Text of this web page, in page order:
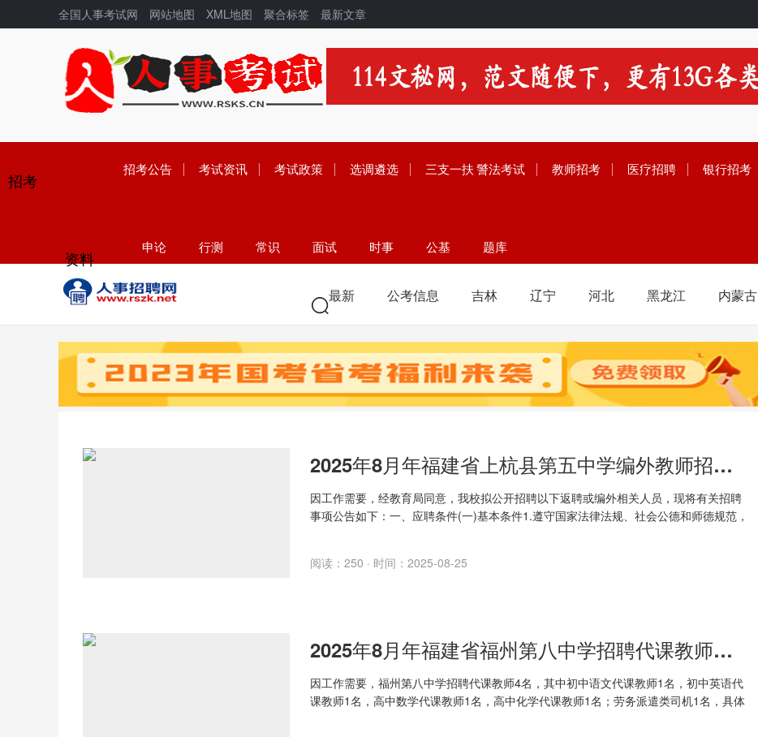
全国人事考试网 网站地图 XML地图 聚合标签 最新文章
招考
招考公告 考试资讯 考试政策 选调遴选 三支一扶警法考试 教师招考 医疗招聘 银行招考
资料
申论 行测 常识 面试 时事 公基
题库
最新 公考信息 吉林 辽宁 河北 黑龙江 内蒙古
2025年8月年福建省上杭县第五中学编外教师招聘启事
因工作需要，经教育局同意，我校拟公开招聘以下返聘或编外相关人员，现将有关招聘
事项公告如下：一、应聘条件(一)基本条件1.遵守国家法律法规、社会公德和师德规范，
阅读：250 · 时间：2025-08-25
2025年8月年福建省福州第八中学招聘代课教师及行政人员简章
因工作需要，福州第八中学招聘代课教师4名，其中初中语文代课教师1名，初中英语代
课教师1名，高中数学代课教师1名，高中化学代课教师1名；劳务派遣类司机1名，具体